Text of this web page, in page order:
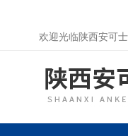
欢迎光临陕西安可